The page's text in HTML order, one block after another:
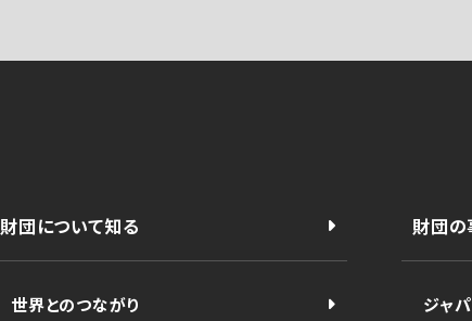
財団について知る
世界とのつながり
財団の
ジャ